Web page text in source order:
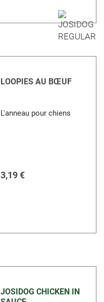
LOOPIES AU BŒUF
L'anneau pour chiens
3,19 €
JOSIDOG CHICKEN IN